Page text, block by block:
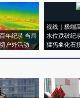
年纪录 当局
户外活动
视线｜极端
水位跌破纪
猛犸象化石